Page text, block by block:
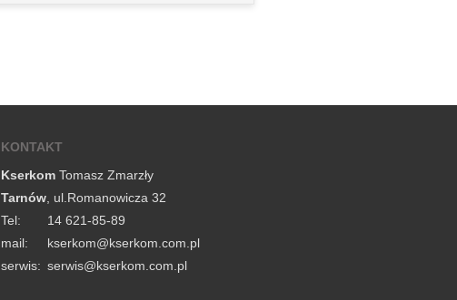
KONTAKT
KserkomTomasz Zmarzły
Tarnów, ul.Romanowicza 32
Tel:
14 621-85-89
mail:
lp.moc.mokresk@mokresk
serwis: lp.moc.mokresk@siwres